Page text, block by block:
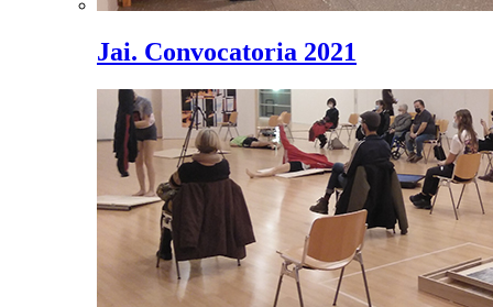
Jai. Convocatoria 2021